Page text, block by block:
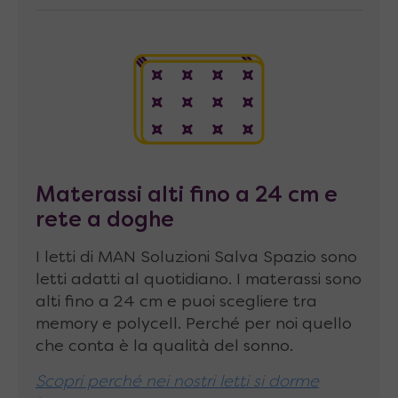
Caratteristiche tecniche
scomparsa scrivania
Ancoraggio a muro obbligatorio
metallo a forma di “L” regolabili in
profondità, che fissate alla parete con stop
da 8 mm assicurano la completa tenuta di
tutta la struttura. Non si garantisce la
tenuta su pareti di cartongesso.
Materasso abbinabile
di dimensioni fino a
Kg
Materassi alti fino a 24 cm e
rete a doghe
I letti di MAN Soluzioni Salva Spazio sono
letti adatti al quotidiano. I materassi sono
alti fino a 24 cm e puoi scegliere tra
memory e polycell. Perché per noi quello
che conta è la qualità del sonno.
Scopri perché nei nostri letti si dorme